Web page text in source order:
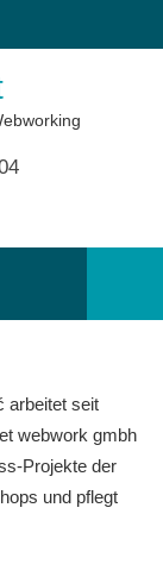
arbeitet seit
webwork gmbh
Projekte der
und pflegt